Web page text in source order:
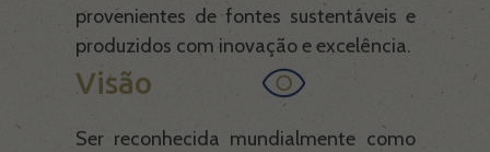
provenientes de fontes sustentáveis e
produzidos com inovação e excelência.
Visão
Ser reconhecida mundialmente como